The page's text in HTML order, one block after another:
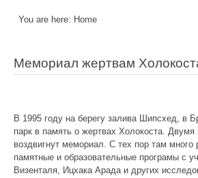
You are here: Home
Мемориал жертвам
В 1995 году на берегу залива Шипсхед, в
парк в память о жертвах Холокоста.
воздвигнут мемориал. С тех пор там много
памятные и образовательные програмы с
Визенталя, Ицхака Арада и других